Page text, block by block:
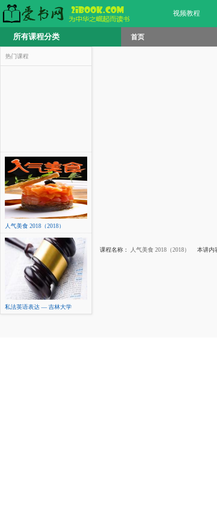
视频教程
所有课程分类 首页
热门课程
人气美食 2018（2018）
私法英语表达 — 吉林大学
课程名称： 人气美食 2018（2018） 本讲内